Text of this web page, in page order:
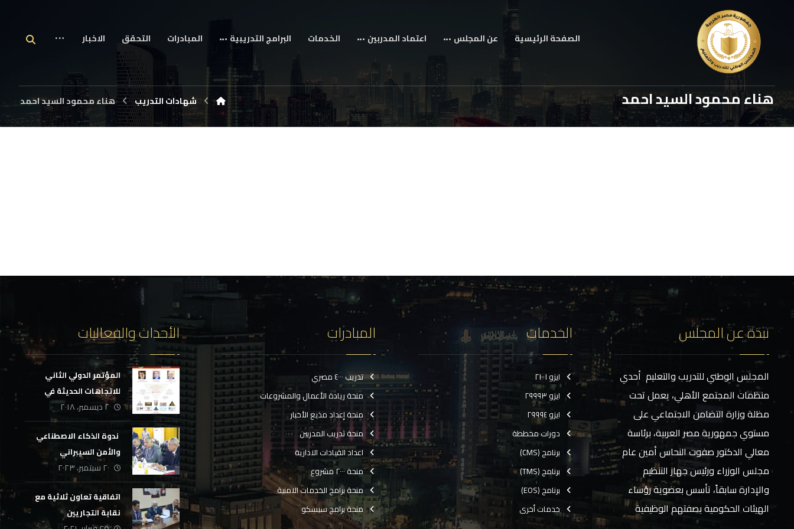
الصفحة الرئيسية عن المجلس اعتماد المدربين الخدمات البرامج التدريبية المبادرات التحقق الاخبار
هناء محمود السيد احمد شهادات التدريب هناء محمود السيد احمد
نبذة عن المجلس
المجلس الوطني للتدريب والتعليم أحدي
منظمات المجتمع الأهلي، يعمل تحت
مظلة وزارة التضامن الاجتماعي على
مستوي جمهورية مصر العربية، برئاسة
معالي الدكتور صفوت النحاس أمين عام
مجلس الوزراء ورئيس جهاز التنظيم
والإدارة سابقاً، تأسس بعضوية رؤساء
الهيئات الحكومية بصفتهم الوظيفية
الخدمات
ايزو ٢١٠٠١
ايزو ٢٩٩٩٣
ايزو ٢٩٩٩٤
دورات مخططة
برنامج (CMS)
برنامج (TMS)
برنامج (EOS)
خدمات أخرى
المبادرات
تدريب ٤٠٠٠ مصري
منحة ريادة الأعمال والمشروعات
منحة إعداد مذيع الأخبار
منحة تدريب المدربين
اعداد القيادات الادارية
منحة ٢٠٠٠ مشروع
منحة برامج الخدمات الامنية
منحة برامج سيسكو
الأحداث والفعاليات
المؤتمر الدولي الثاني
للاتجاهات الحديثة في
التدريب والتعليم
٢ ديسمبر، ٢٠١٨
‏ ندوة الذكاء الاصطناعي
والأمن السيبراني
٢٠ سبتمبر، ٢٠٢٣
اتفاقية تعاون ثلاثية مع
نقابة التجاريين